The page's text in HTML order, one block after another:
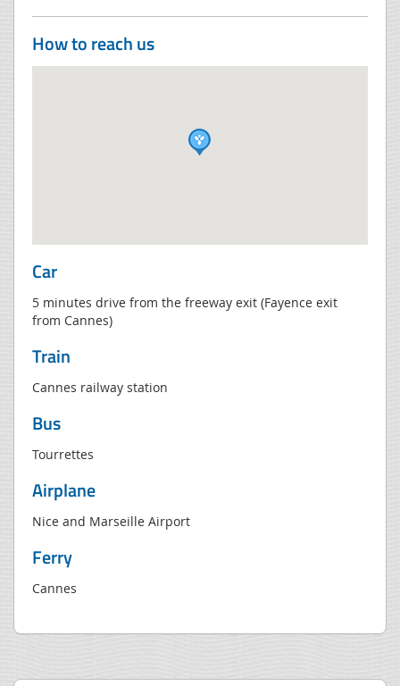
How to reach us
Car
5 minutes drive from the freeway exit (Fayence exit
from Cannes)
Train
Cannes railway station
Bus
Tourrettes
Airplane
Nice and Marseille Airport
Ferry
Cannes